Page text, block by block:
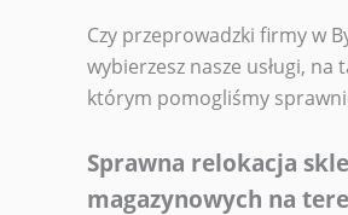
Czy przeprowadzki firmy w
wybierzesz nasze usługi, na
którym pomogliśmy
Sprawna relokacja
magazynowych na